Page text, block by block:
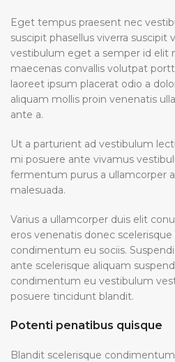
Eget tempus praesent nec
suscipit phasellus viverra
vestibulum eget a semper id elit
maecenas convallis volutpat
laoreet ipsum placerat odio a
aliquam mollis proin venenatis
ante a.
Ut a parturient ad vestibulum
mi posuere ante vivamus
fermentum purus a ullamcorper
malesuada.
Varius a ullamcorper duis elit
eros venenatis donec
condimentum eu sociis.
ante scelerisque aliquam
condimentum eu vestibulum
posuere tincidunt blandit.
Potenti penatibus quisque
Blandit scelerisque